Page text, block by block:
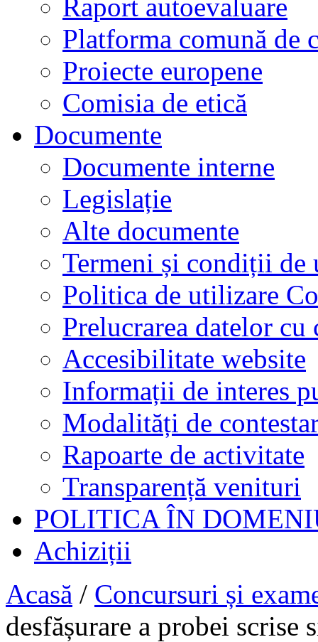
Raport autoevaluare
Platforma comună de
Proiecte europene
Comisia de etică
Documente
Documente interne
Legislație
Alte documente
Termeni și condiții de
Politica de utilizare
Prelucrarea datelor cu
Accesibilitate website
Informații de interes
Modalități de
Rapoarte de activitate
Transparență venituri
POLITICA ÎN
Achiziții
Acasă / Concursuri și
desfășurare a probei